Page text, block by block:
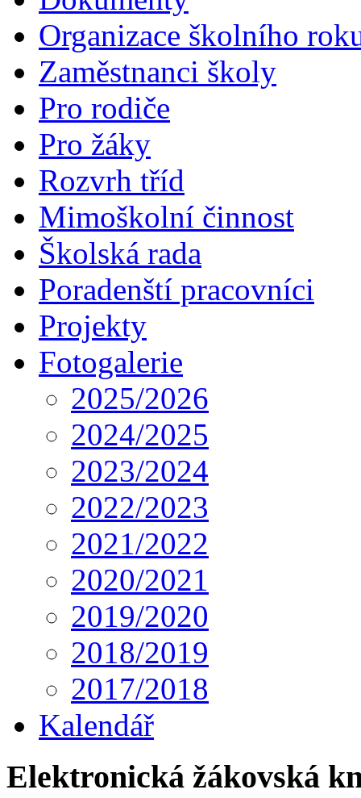
Organizace školního
Zaměstnanci školy
Pro rodiče
Pro žáky
Rozvrh tříd
Mimoškolní činnost
Školská rada
Poradenští pracovníci
Projekty
Fotogalerie
2025/2026
2024/2025
2023/2024
2022/2023
2021/2022
2020/2021
2019/2020
2018/2019
2017/2018
Kalendář
Elektronická žákovská